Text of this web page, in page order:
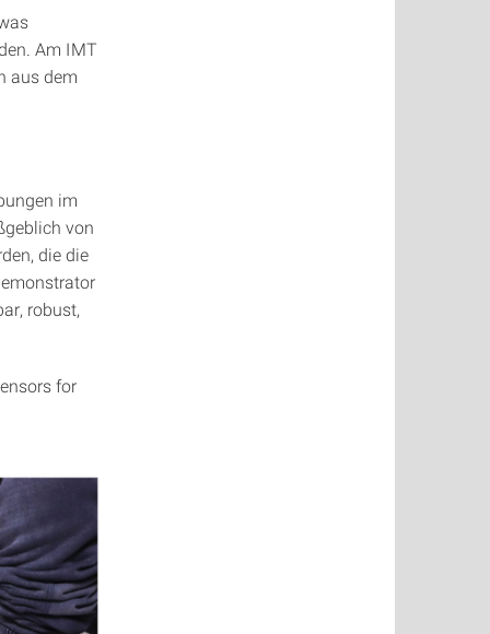
Am IMT
aus dem
im
von
die die
robust,
for